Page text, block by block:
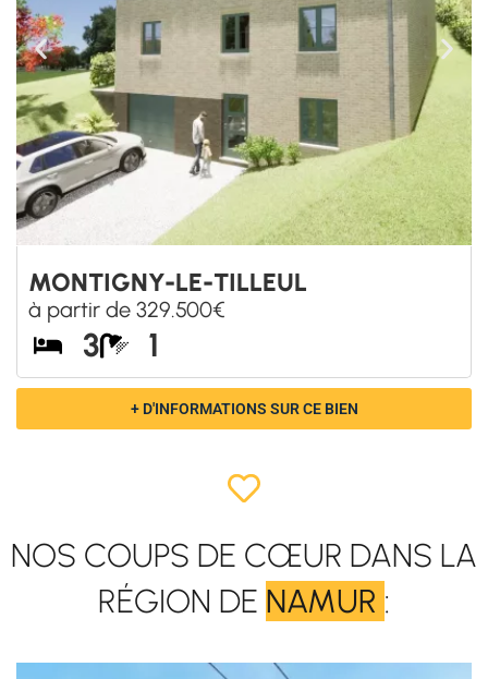
MONTIGNY-LE-TILLEUL
à partir de 329.500€
3 1
+ D'INFORMATIONS SUR CE BIEN
NOS COUPS DE CŒUR DANS LA
RÉGION DE NAMUR :